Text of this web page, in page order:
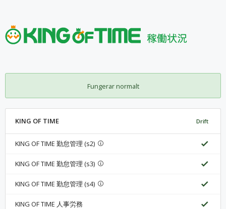
Fungerar normalt
KING OF TIME Drift
KING OF TIME 勤怠管理 (s2)
KING OF TIME 勤怠管理 (s3)
KING OF TIME 勤怠管理 (s4)
KING OF TIME 人事労務